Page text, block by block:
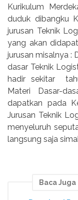
Kurikulum
duduk dibangku
jurusan Teknik
yang akan
jurusan misalnya :
dasar Teknik
hadir sekitar
Materi Dasar-
dapatkan pada
Jurusan Teknik
menyeluruh
langsung saja
Baca Juga